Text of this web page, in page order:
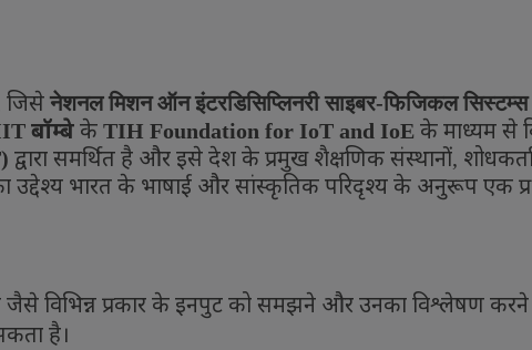
जिसे नेशनल मिशन ऑन इंटरडिसिप्लिनरी साइबर-फिजिकल सिस्टम्स
बॉम्बेके TIH Foundation for IoT and IoE के माध्यम से
द्वारा समर्थित है और इसे देश के प्रमुख शैक्षणिक संस्थानों,
उद्देश्य भारत के भाषाई और सांस्कृतिक परिदृश्य के अनुरूप एक
विभिन्न प्रकार के इनपुट को समझने और उनका विश्लेषण
है।